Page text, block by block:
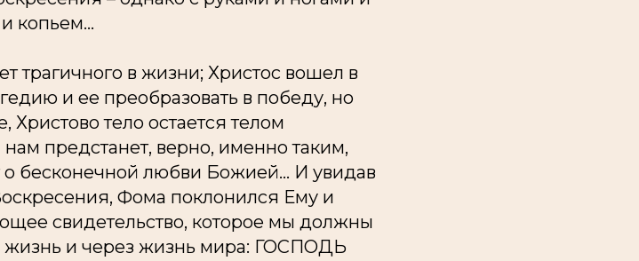
копьем...
трагичного в жизни; Христос вошел в
и ее преобразовать в победу, но
тело остается телом
предстанет, верно, именно таким,
о бесконечной любви Божией... И увидав
Фома поклонился Ему и
свидетельство, которое мы должны
жизнь и через жизнь мира: ГОСПОДЬ